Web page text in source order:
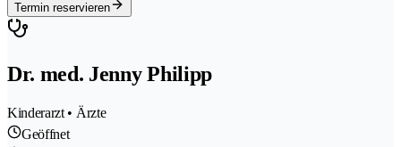
Termin reservieren
Dr. med. Jenny Philipp
Kinderarzt • Ärzte
Geöffnet